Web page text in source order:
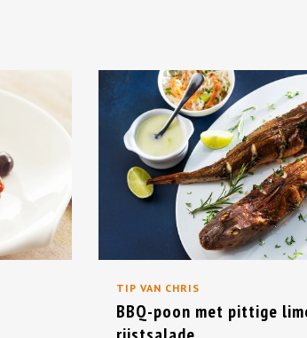
TIP VAN CHRIS
BBQ-poon met pittige